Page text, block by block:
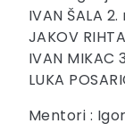
IVAN ŠALA
JAKOV
IVAN MIKAC
LUKA
Mentori :